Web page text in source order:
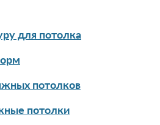
для потолка
потолков
потолки